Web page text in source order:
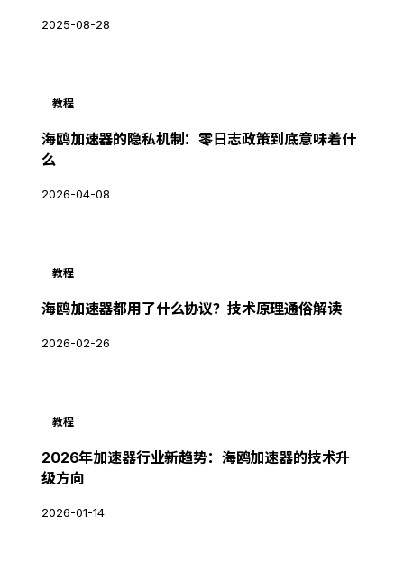
2025-08-28
教程
海鸥加速器的隐私机制：零日志政策到底意味着什
么
2026-04-08
教程
海鸥加速器都用了什么协议？技术原理通俗解读
2026-02-26
教程
2026年加速器行业新趋势：海鸥加速器的技术升
级方向
2026-01-14